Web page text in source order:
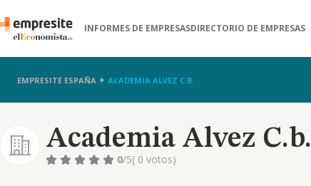
INFORMES DE EMPRESASDIRECTORIO DE EMPRESAS
EMPRESITE ESPAÑA ACADEMIA ALVEZ C.B.
Academia Alvez C.b.
0/5( 0 votos)